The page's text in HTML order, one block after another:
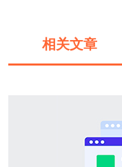
相关文章